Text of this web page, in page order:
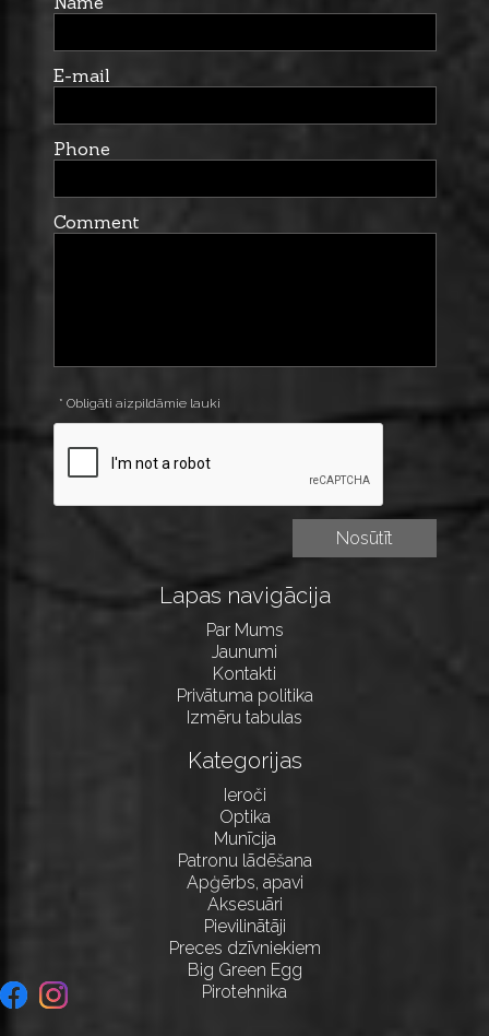
E-mail
Phone
Comment
* Obligāti aizpildāmie lauki
Lapas navigācija
Par Mums
Jaunumi
Kontakti
Privātuma politika
Izmēru tabulas
Kategorijas
Ieroči
Optika
Munīcija
Patronu lādēšana
Apģērbs, apavi
Aksesuāri
Pievilinātāji
Preces dzīvniekiem
Big Green Egg
Pirotehnika